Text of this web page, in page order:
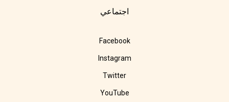
اجتماعي
Facebook
Instagram
Twitter
YouTube